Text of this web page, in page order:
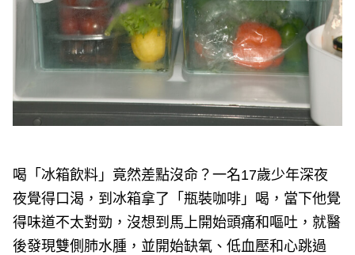
喝「冰箱飲料」竟然差點沒命？一名17歲少年深夜
夜覺得口渴，到冰箱拿了「瓶裝咖啡」喝，當下他覺
得味道不太對勁，沒想到馬上開始頭痛和嘔吐，就醫
後發現雙側肺水腫，並開始缺氧、低血壓和心跳過